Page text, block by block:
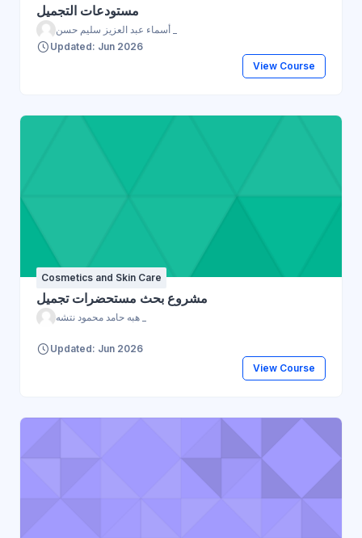
مستودعات التجميل
Updated: Jun 2026
View Course
Cosmetics and Skin Care
مشروع بحث مستحضرات تجميل
Updated: Jun 2026
View Course